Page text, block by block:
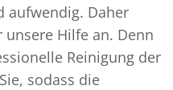
aufwendig. Daher
Hilfe an. Denn
Reinigung der
sodass die